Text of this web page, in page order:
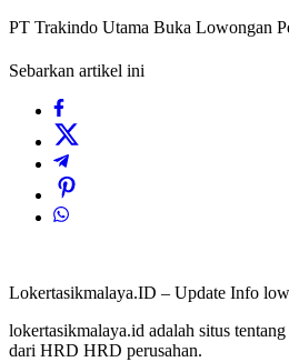
PT Trakindo Utama Buka Lowongan
Sebarkan artikel ini
Lokertasikmalaya.ID – Update Info
lokertasikmalaya.id adalah situs
dari HRD HRD perusahan.